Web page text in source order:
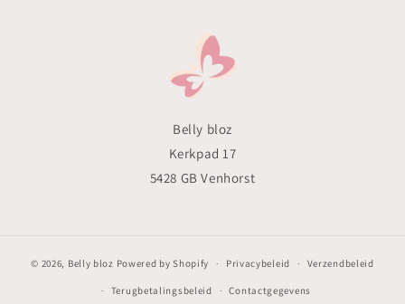
Belly bloz
Kerkpad 17
5428 GB Venhorst
© 2026, Belly bloz Powered by Shopify Privacybeleid Verzendbeleid
Terugbetalingsbeleid Contactgegevens